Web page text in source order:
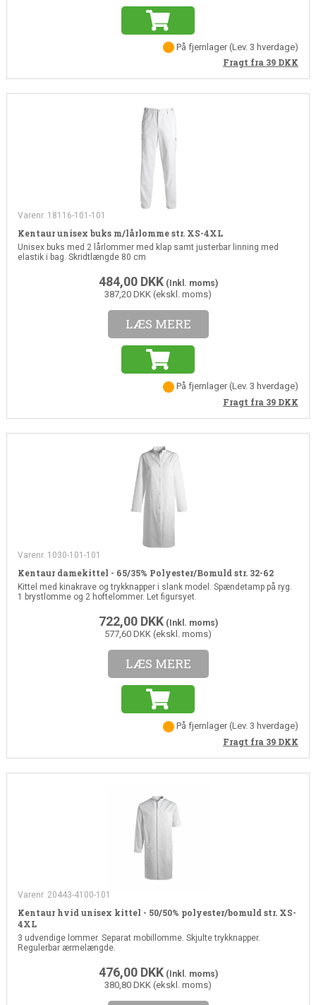
På fjernlager(Lev. 3 hverdage)
Fragt fra 39 DKK
Varenr. 18116-101-101
Kentaur unisex buks m/lårlomme str. XS-4XL
Unisex buks med 2 lårlommer med klap samt justerbar linning med
elastik i bag. Skridtlængde 80 cm
484,00 DKK(Inkl. moms)
387,20 DKK (ekskl. moms)
LÆS MERE
På fjernlager(Lev. 3 hverdage)
Fragt fra 39 DKK
Varenr. 1030-101-101
Kentaur damekittel - 65/35% Polyester/Bomuld str. 32-62
Kittel med kinakrave og trykknapper i slank model. Spændetamp på ryg.
1 brystlomme og 2 hoftelommer. Let figursyet.
722,00 DKK(Inkl. moms)
577,60 DKK (ekskl. moms)
LÆS MERE
På fjernlager(Lev. 3 hverdage)
Fragt fra 39 DKK
Varenr. 20443-4100-101
Kentaur hvid unisex kittel - 50/50% polyester/bomuld str. XS-
4XL
3 udvendige lommer. Separat mobillomme. Skjulte trykknapper.
Regulerbar ærmelængde.
476,00 DKK(Inkl. moms)
380,80 DKK (ekskl. moms)